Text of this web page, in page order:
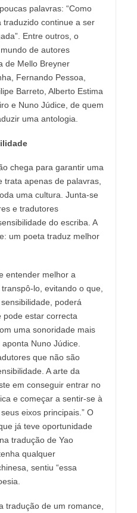
palavras: “Como
continue a ser
Entre outros, o
de autores
de Mello Breyner
Fernando Pessoa,
Barreto, Alberto Estima
e Nuno Júdice, de quem
uma antologia.
chega para garantir uma
trata apenas de palavras,
uma cultura. Junta-se
e tradutores
do escriba. A
um poeta traduz melhor
entender melhor a
lo, evitando o que,
poderá
pode estar correcta
uma sonoridade mais
Nuno Júdice.
que não são
A arte da
em conseguir entrar no
e começar a sentir-se à
eixos principais.” O
já teve oportunidade
tradução de Yao
qualquer
sentiu “essa
tradução de um romance,